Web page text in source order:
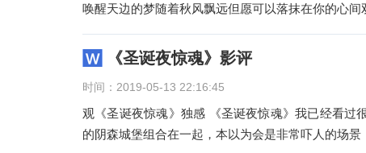
唤醒天边的梦随着秋风飘远但愿可以落抹在你的心间
《圣诞夜惊魂》影评
时间：2019-05-13 22:16:45
观《圣诞夜惊魂》独感 《圣诞夜惊魂》我已经看过
的阴森城堡组合在一起，本以为会是非常吓人的场景